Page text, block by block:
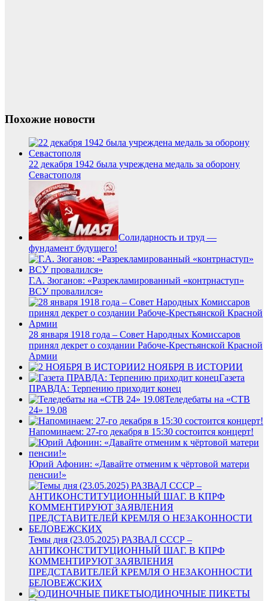
Похожие новости
22 декабря 1942 была учреждена медаль за оборону
Севастополя
Солидарность и труд —
фундамент будущего!
Г.А. Зюганов: «Разрекламированный «контрнаступ»
ВСУ провалился»
28 января 1918 года – Совет Народных Комиссаров
принял декрет о создании Рабоче-Крестьянской Красной
Армии
2 НОЯБРЯ В ИСТОРИИ
Газета
ПРАВДА: Терпению приходит конец
Теледебаты на «СТВ
24» 19.08
Напоминаем: 27-го декабря в 15:30 состоится концерт!
Юрий Афонин: «Давайте отменим к чёртовой матери
пенсии!»
Темы дня (23.05.2025) РАЗВАЛ СССР –
АНТИКОНСТИТУЦИОННЫЙ ШАГ. В КПРФ
КОММЕНТИРУЮТ ЗАЯВЛЕНИЯ
ПРЕДСТАВИТЕЛЕЙ КРЕМЛЯ О НЕЗАКОННОСТИ
БЕЛОВЕЖСКИХ
ОДИНОЧНЫЕ ПИКЕТЫ